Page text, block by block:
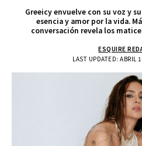
Greeicy envuelve con su voz y
esencia y amor por la vida.
conversación revela los
LAST UPDATED: ABRIL
ESQUIRE